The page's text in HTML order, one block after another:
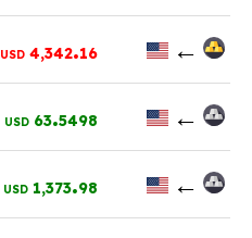
←
4,342.16
USD
←
63.5498
USD
←
1,373.98
USD